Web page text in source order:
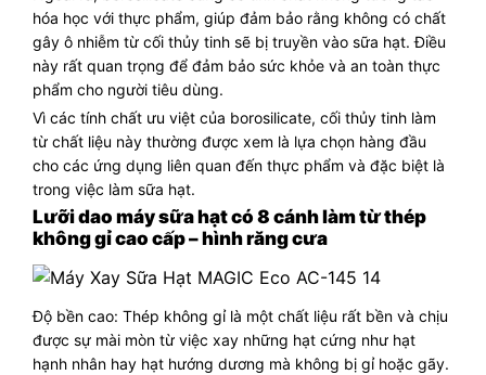
hóa học với thực phẩm, giúp đảm bảo rằng không có chất
gây ô nhiễm từ cối thủy tinh sẽ bị truyền vào sữa hạt. Điều
này rất quan trọng để đảm bảo sức khỏe và an toàn thực
phẩm cho người tiêu dùng.
Vì các tính chất ưu việt của borosilicate, cối thủy tinh làm
từ chất liệu này thường được xem là lựa chọn hàng đầu
cho các ứng dụng liên quan đến thực phẩm và đặc biệt là
trong việc làm sữa hạt.
Lưỡi dao máy sữa hạt có 8 cánh làm từ thép
không gỉ cao cấp – hình răng cưa
Độ bền cao: Thép không gỉ là một chất liệu rất bền và chịu
được sự mài mòn từ việc xay những hạt cứng như hạt
hạnh nhân hay hạt hướng dương mà không bị gỉ hoặc gãy.